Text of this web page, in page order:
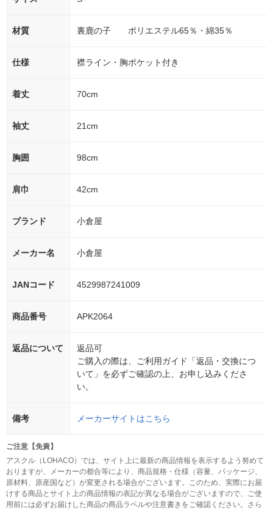
材質 裏鹿の子 ポリエステル65％・綿35％
仕様 襟ライン・胸ポケット付き
着丈 70cm
袖丈 21cm
胸囲 98cm
肩巾 42cm
ブランド 小倉屋
メーカー名 小倉屋
JANコード 4529987241009
商品番号 APK2064
返品について
返品可
ご購入の際は、ご利用ガイド「返品・交換につ
いて」を必ずご確認の上、お申し込みくださ
い。
備考 メーカーサイトはこちら
ご注意【免責】
アスクル（LOHACO）では、サイト上に最新の商品情報を表示するよう努めて
おりますが、メーカーの都合等により、商品規格・仕様（容量、パッケージ、
原材料、原産国など）が変更される場合がございます。このため、実際にお届
けする商品とサイト上の商品情報の表記が異なる場合がございますので、ご使
用前には必ずお届けした商品の商品ラベルや注意書きをご確認ください。さら